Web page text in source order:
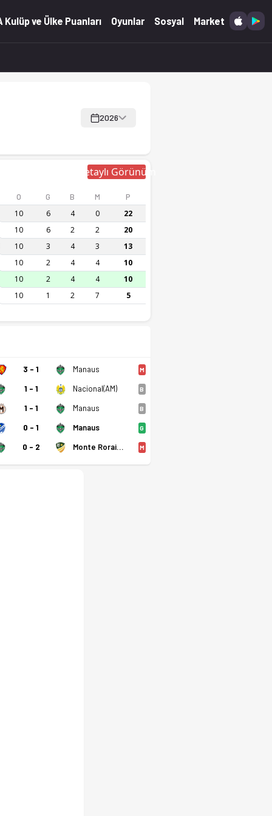
Kulüp ve Ülke Puanları Oyunlar Sosyal Market
2026
Detaylı Görünüm
O G B M P
10 6 4 0 22
10 6 2 2 20
10 3 4 3 13
10 2 4 4 10
10 2 4 4 10
10 1 2 7 5
3 - 1 Manaus M
1 - 1 Nacional(AM) B
1 - 1 Manaus B
0 - 1 Manaus G
0 - 2 Monte Roraima RR M